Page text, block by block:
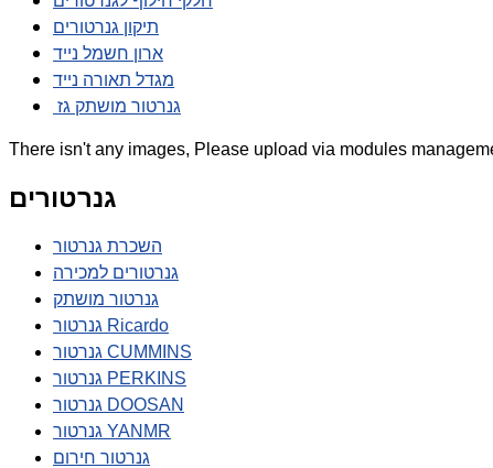
תיקון גנרטורים
ארון חשמל נייד
מגדל תאורה נייד
גנרטור מושתק גז
There isn't any images, Please upload via modules
גנרטורים
השכרת גנרטור
גנרטורים למכירה
גנרטור מושתק
גנרטור Ricardo
גנרטור CUMMINS
גנרטור PERKINS
גנרטור DOOSAN
גנרטור YANMR
גנרטור חירום